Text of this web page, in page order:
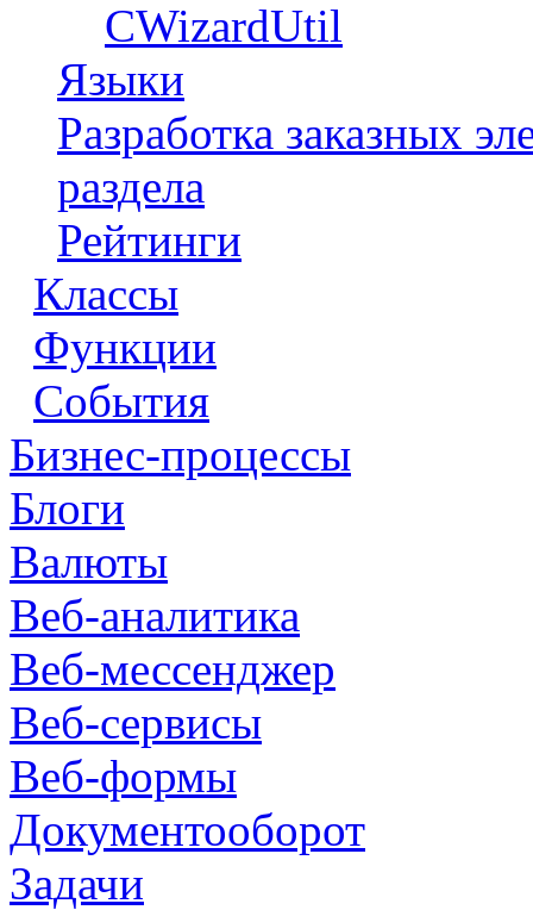
CWizardUtil
Языки
Разработка заказных
раздела
Рейтинги
Классы
Функции
События
Бизнес-процессы
Блоги
Валюты
Веб-аналитика
Веб-мессенджер
Веб-сервисы
Веб-формы
Документооборот
Задачи